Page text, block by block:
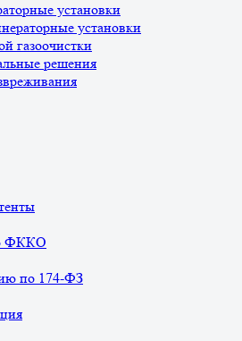
установки
установки
газоочистки
решения
ФККО
по 174-ФЗ